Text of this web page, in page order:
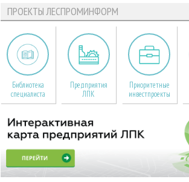
ПРОЕКТЫ ЛЕСПРОМИНФОРМ
Библиотека
специалиста
Предприятия
ЛПК
Приоритетные
инвестпроекты